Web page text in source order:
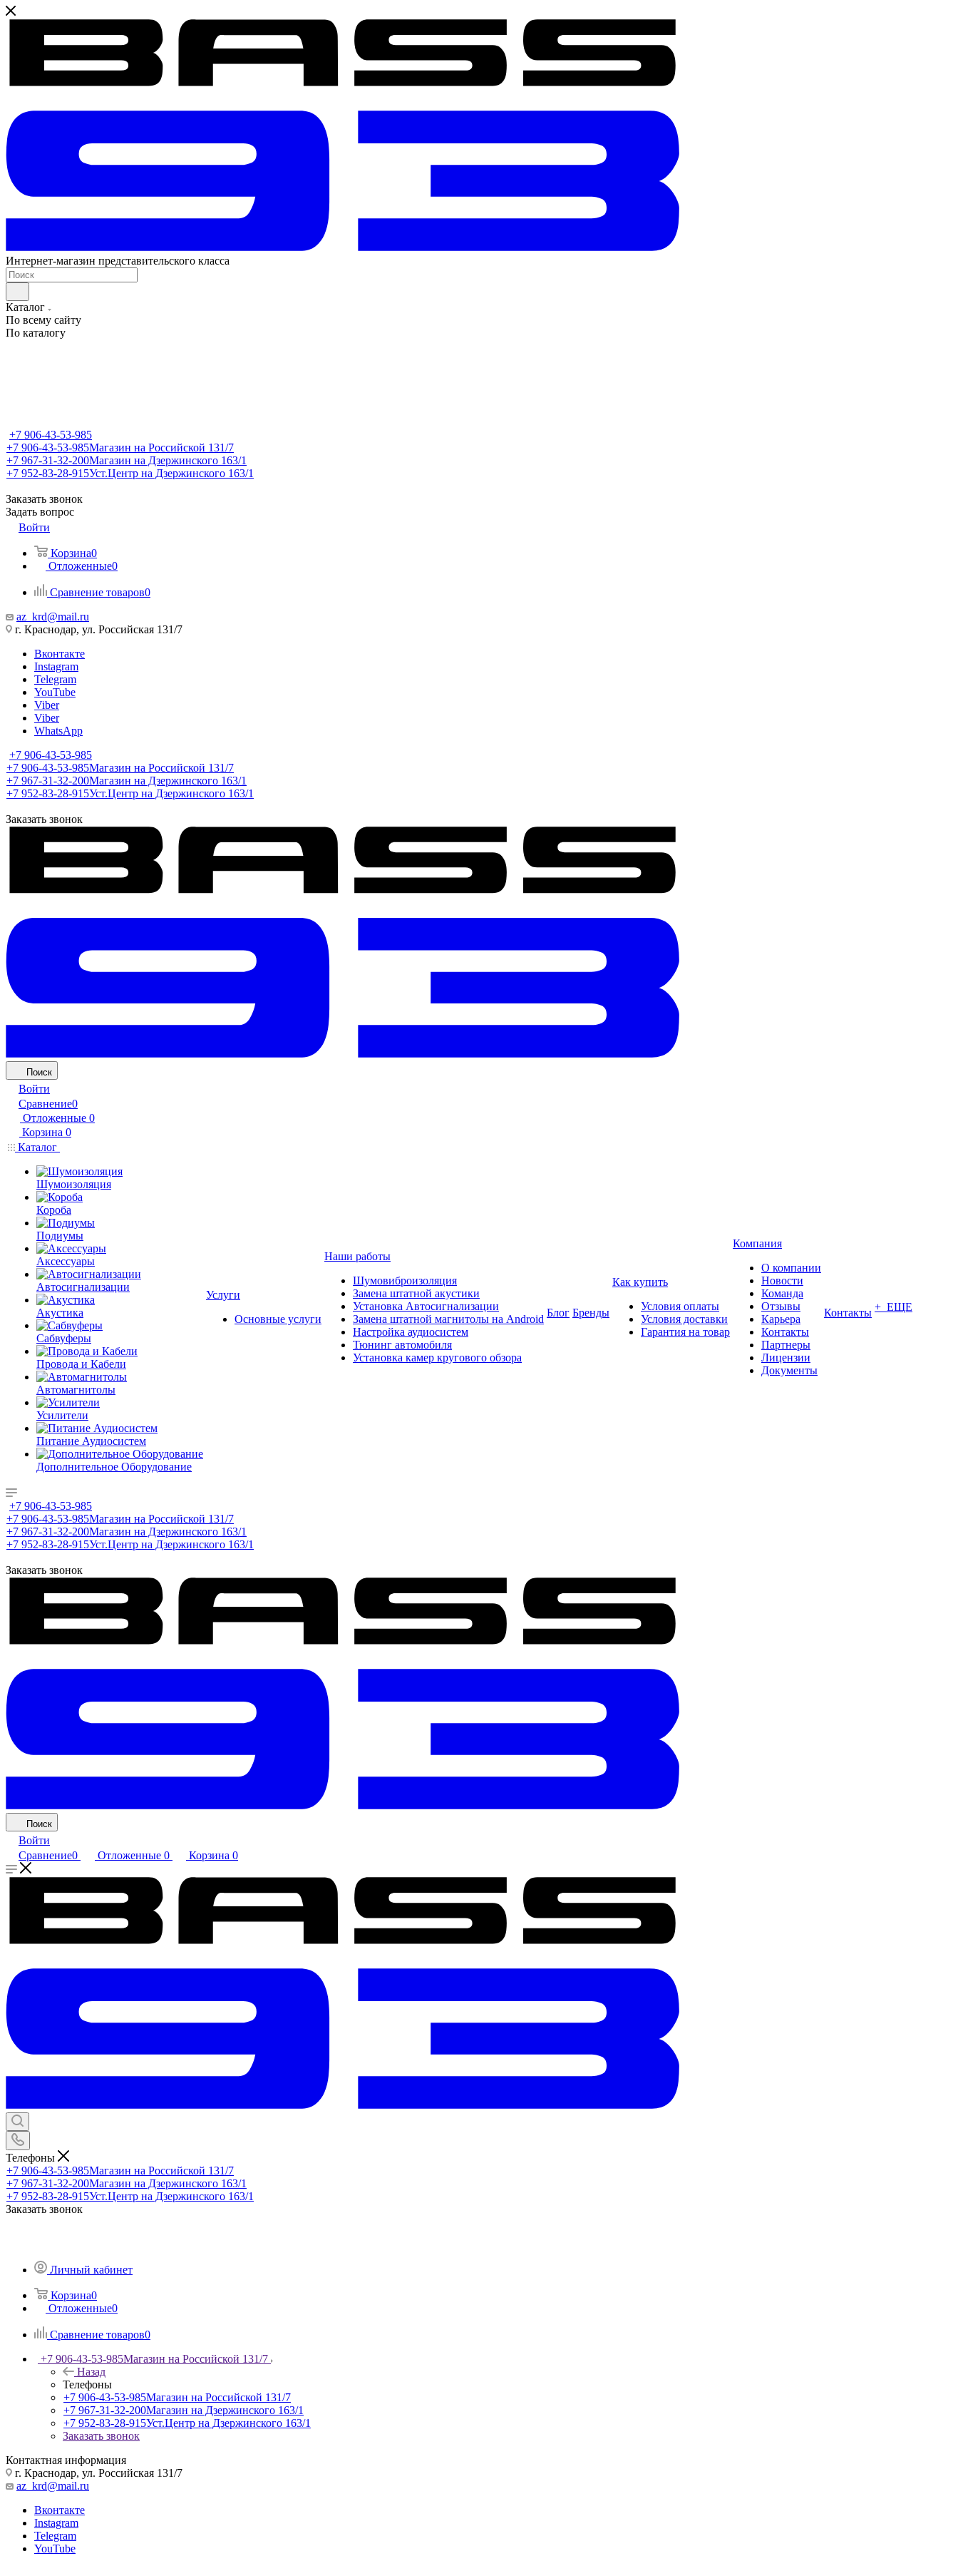
Интернет-магазин представительского класса
Каталог
По всему сайту
По каталогу
+7 906-43-53-985
+7 906-43-53-985Магазин на Российской 131/7
+7 967-31-32-200Магазин на Дзержинского 163/1
+7 952-83-28-915Уст.Центр на Дзержинского 163/1
Заказать звонок
Задать вопрос
Войти
Корзина0
Отложенные0
Сравнение товаров0
az_krd@mail.ru
г. Краснодар, ул. Российская 131/7
Вконтакте
Instagram
Telegram
YouTube
Viber
Viber
WhatsApp
+7 906-43-53-985
+7 906-43-53-985Магазин на Российской 131/7
+7 967-31-32-200Магазин на Дзержинского 163/1
+7 952-83-28-915Уст.Центр на Дзержинского 163/1
Заказать звонок
Поиск
Войти
Сравнение0
Отложенные 0
Корзина 0
Каталог
Шумоизоляция
Короба
Подиумы
Аксессуары
Автосигнализации
Акустика
Сабвуферы
Провода и Кабели
Автомагнитолы
Усилители
Питание Аудиосистем
Дополнительное Оборудование
Услуги
Основные услуги
Наши работы
Шумовиброизоляция
Замена штатной акустики
Установка Автосигнализации
Замена штатной магнитолы на Android
Настройка аудиосистем
Тюнинг автомобиля
Установка камер кругового обзора
Блог Бренды
Как купить
Условия оплаты
Условия доставки
Гарантия на товар
Компания
О компании
Новости
Команда
Отзывы
Карьера
Контакты
Партнеры
Лицензии
Документы
Контакты + ЕЩЕ
+7 906-43-53-985
+7 906-43-53-985Магазин на Российской 131/7
+7 967-31-32-200Магазин на Дзержинского 163/1
+7 952-83-28-915Уст.Центр на Дзержинского 163/1
Заказать звонок
Поиск
Войти
Сравнение0 Отложенные 0 Корзина 0
Телефоны
+7 906-43-53-985Магазин на Российской 131/7
+7 967-31-32-200Магазин на Дзержинского 163/1
+7 952-83-28-915Уст.Центр на Дзержинского 163/1
Заказать звонок
Личный кабинет
Корзина0
Отложенные0
Сравнение товаров0
+7 906-43-53-985Магазин на Российской 131/7
Назад
Телефоны
+7 906-43-53-985Магазин на Российской 131/7
+7 967-31-32-200Магазин на Дзержинского 163/1
+7 952-83-28-915Уст.Центр на Дзержинского 163/1
Заказать звонок
Контактная информация
г. Краснодар, ул. Российская 131/7
az_krd@mail.ru
Вконтакте
Instagram
Telegram
YouTube